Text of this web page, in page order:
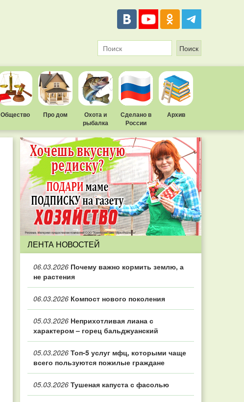
Общество Про дом
Охота и
рыбалка
Сделано в
России
Архив
ЛЕНТА НОВОСТЕЙ
06.03.2026 Почему важно кормить землю, а
не растения
06.03.2026 Компост нового поколения
05.03.2026 Неприхотливая лиана с
характером – горец бальджуанский
05.03.2026 Топ‑5 услуг мфц, которыми чаще
всего пользуются пожилые граждане
05.03.2026 Тушеная капуста с фасолью